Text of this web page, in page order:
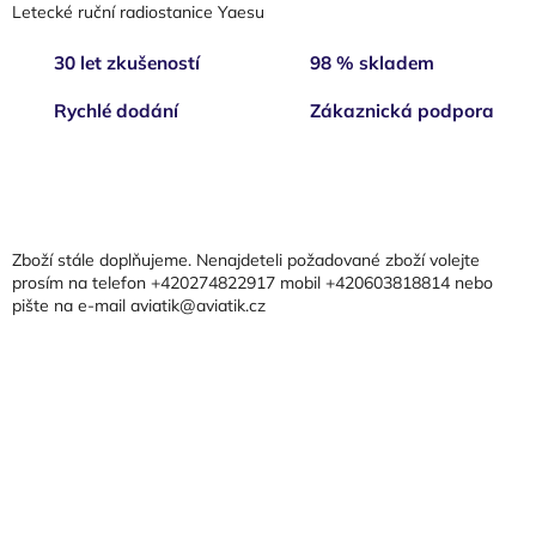
v
ý
Letecké ruční radiostanice Yaesu
30 let zkušeností 98 % skladem
Rychlé dodání Zákaznická podpora
aZboží stále doplňujeme. Nenajdeteli požadované zboží volejte
prosím na telefon +420274822917 mobil +420603818814 nebo
pište na e-mail aviatik@aviatik.cz